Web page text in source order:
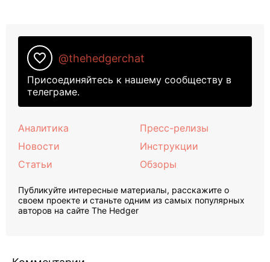
favorite_border @thehedgerchat
Присоединяйтесь к нашему сообществу в
телеграме.
Аналитика
Новости
Статьи
Пресс-релизы
Инструкции
Обзоры
Публикуйте интересные материалы, расскажите о
своем проекте и станьте одним из самых популярных
авторов на сайте The Hedger